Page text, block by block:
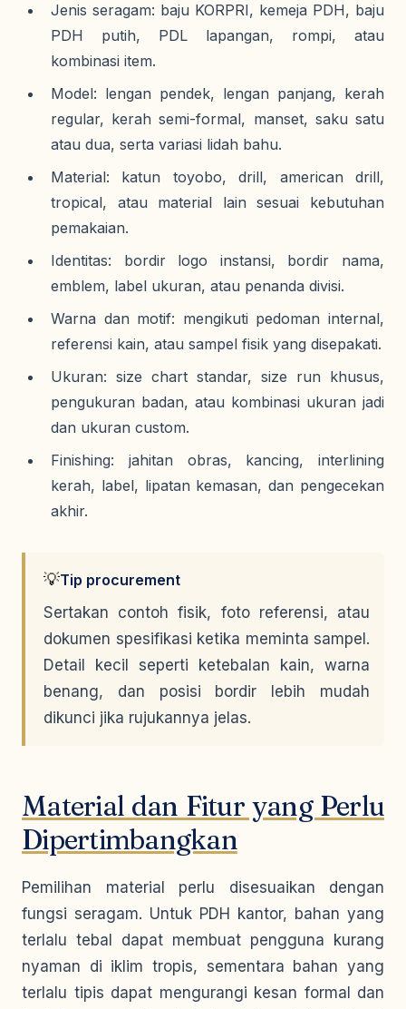
Jenis seragam: baju KORPRI, kemeja PDH, baju
PDH putih, PDL lapangan, rompi, atau
kombinasi item.
Model: lengan pendek, lengan panjang, kerah
regular, kerah semi-formal, manset, saku satu
atau dua, serta variasi lidah bahu.
Material: katun toyobo, drill, american drill,
tropical, atau material lain sesuai kebutuhan
pemakaian.
Identitas: bordir logo instansi, bordir nama,
emblem, label ukuran, atau penanda divisi.
Warna dan motif: mengikuti pedoman internal,
referensi kain, atau sampel fisik yang disepakati.
Ukuran: size chart standar, size run khusus,
pengukuran badan, atau kombinasi ukuran jadi
dan ukuran custom.
Finishing: jahitan obras, kancing, interlining
kerah, label, lipatan kemasan, dan pengecekan
akhir.
💡Tip procurement
Sertakan contoh fisik, foto referensi, atau
dokumen spesifikasi ketika meminta sampel.
Detail kecil seperti ketebalan kain, warna
benang, dan posisi bordir lebih mudah
dikunci jika rujukannya jelas.
Material dan Fitur yang Perlu
Dipertimbangkan
Pemilihan material perlu disesuaikan dengan
fungsi seragam. Untuk PDH kantor, bahan yang
terlalu tebal dapat membuat pengguna kurang
nyaman di iklim tropis, sementara bahan yang
terlalu tipis dapat mengurangi kesan formal dan